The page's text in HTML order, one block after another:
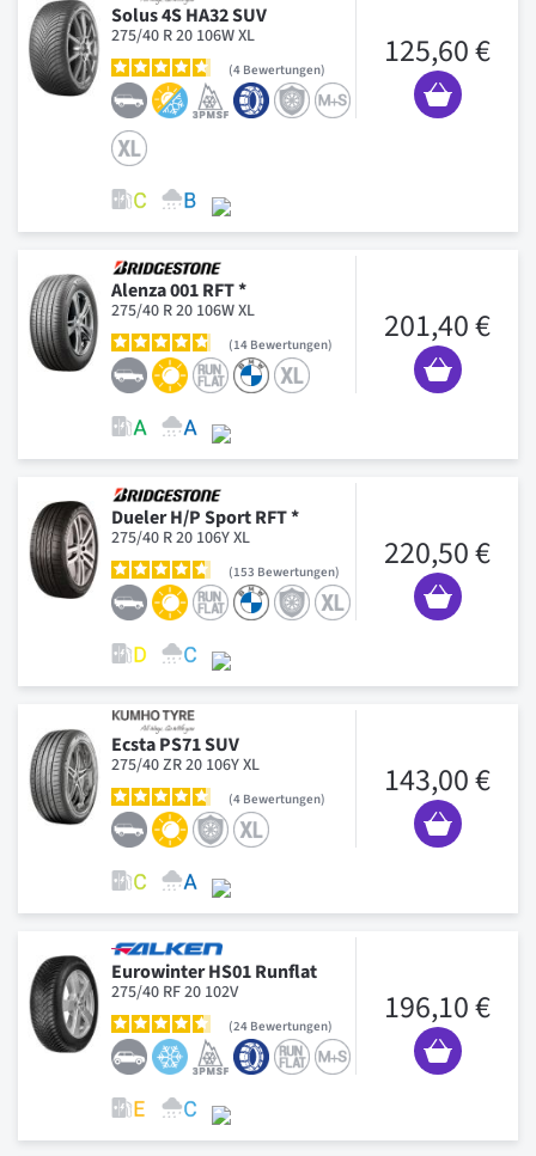
Solus 4S HA32 SUV
275/40 R 20 106W XL
4 Bewertungen 125,60 €
Alenza 001 RFT *
275/40 R 20 106W XL
14 Bewertungen 201,40 €
Dueler H/P Sport RFT *
275/40 R 20 106Y XL
153 Bewertungen 220,50 €
Ecsta PS71 SUV
275/40 ZR 20 106Y XL
4 Bewertungen 143,00 €
Eurowinter HS01 Runflat
275/40 RF 20 102V
24 Bewertungen 196,10 €